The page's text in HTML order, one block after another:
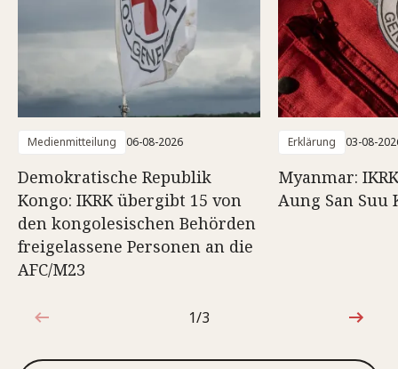
Medienmitteilung 06-08-2026
Demokratische Republik
Kongo: IKRK übergibt 15 von
den kongolesischen Behörden
freigelassene Personen an die
AFC/M23
Erklärung 03-08-
Myanmar:
Aung San Suu
1von3
1/3